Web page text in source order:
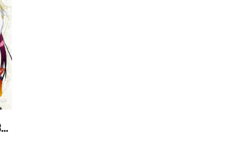
Зруйнований світ. Прокляття святого лицаря